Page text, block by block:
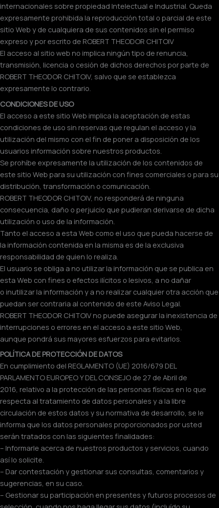
internacionales sobre propiedad Intelectual e Industrial. Queda
expresamente prohibida la reproducción total o parcial de este
sitio Web y de cualquiera de sus contenidos sin el permiso
expreso y por escrito de ROBERT THEODOR CHITOIV
El acceso al sitio web no implica ningún tipo de renuncia,
transmisión, licencia o cesión de dichos derechos por parte de
ROBERT THEODOR CHITOIV, salvo que se establezca
expresamente lo contrario.
CONDICIONES DE USO
El acceso a este sitio Web implica la aceptación de estas
condiciones de uso sin reservas que regulan el acceso y la
utilización del mismo con el fin de poner a disposición de los
usuarios información sobre nuestros productos.
Se prohíbe expresamente la utilización de los contenidos de
este sitio Web para su utilización con fines comerciales o para su
distribución, transformación o comunicación.
ROBERT THEODOR CHITOIV, no responderá de ninguna
consecuencia, daño o perjuicio que pudieran derivarse de dicha
utilización o uso de la información.
Tanto el acceso a esta Web como el uso que pueda hacerse de
la información contenida en la misma es de la exclusiva
responsabilidad de quien lo realiza.
El usuario se obliga a no utilizar la información que se publica en
esta Web con fines o efectos ilícitos o lesivos, a no dañar
o inutilizar la información y a no realizar cualquier otra acción que
puedan ser contraria al contenido de este Aviso Legal.
ROBERT THEODOR CHITOIV no puede asegurar la inexistencia de
interrupciones o errores en el acceso a este sitio Web,
aunque pondrá sus mayores esfuerzos para evitarlos.
POLÍTICA DE PROTECCIÓN DE DATOS
En cumplimiento del REGLAMENTO (UE) 2016/679 DEL
PARLAMENTO EUROPEO Y DEL CONSEJO de 27 de Abril de
2016, relativo a la protección de las personas físicas en lo que
respecta al tratamiento de datos personales y a la libre
circulación de estos datos y su normativa de desarrollo, se le
informa que los datos personales proporcionados por usted
serán tratados con las siguientes finalidades:
– Informarle acerca de nuestros productos y servicios, cuando
así lo solicite.
– Dar contestación y gestionar sus consultas, comentarios y
sugerencias, en su caso.
– Gestionar su participación en presentes y futuros procesos de